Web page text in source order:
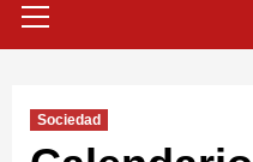
primario
Sociedad